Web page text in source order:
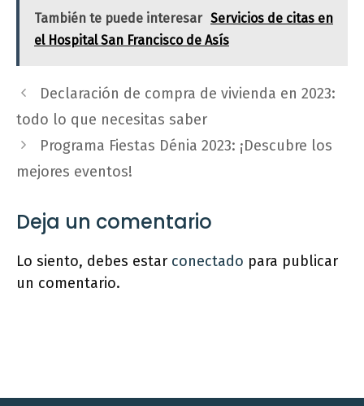
También te puede interesar Servicios de citas en
el Hospital San Francisco de Asís
Declaración de compra de vivienda en 2023:
todo lo que necesitas saber
Programa Fiestas Dénia 2023: ¡Descubre los
mejores eventos!
Deja un comentario
Lo siento, debes estar conectado para publicar
un comentario.